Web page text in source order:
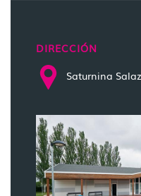
DIRECCIÓN
Saturnina